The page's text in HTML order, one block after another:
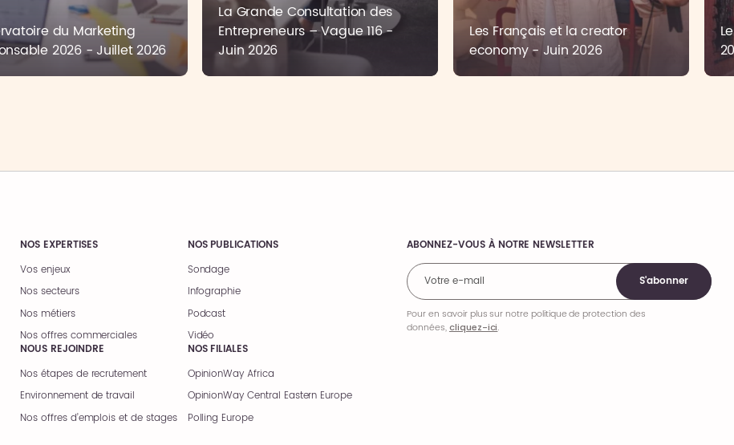
du Marketing
2026 - Juillet 2026
La Grande Consultation des
Entrepreneurs – Vague 116 -
Juin 2026
Les Français et la creator
economy - Juin 2026
NOS EXPERTISES
Vos enjeux
Nos secteurs
Nos métiers
Nos offres commerciales
NOS PUBLICATIONS
Sondage
Infographie
Podcast
Vidéo
NOUS REJOINDRE
Nos étapes de recrutement
Environnement de travail
Nos offres d’emplois et de stages
NOS FILIALES
OpinionWay Africa
OpinionWay Central Eastern Europe
Polling Europe
Comments
ABONNEZ-VOUS À NOTRE NEWSLETTER
S'abonner
Pour en savoir plus sur notre politique de protection des
données,cliquez-ici.